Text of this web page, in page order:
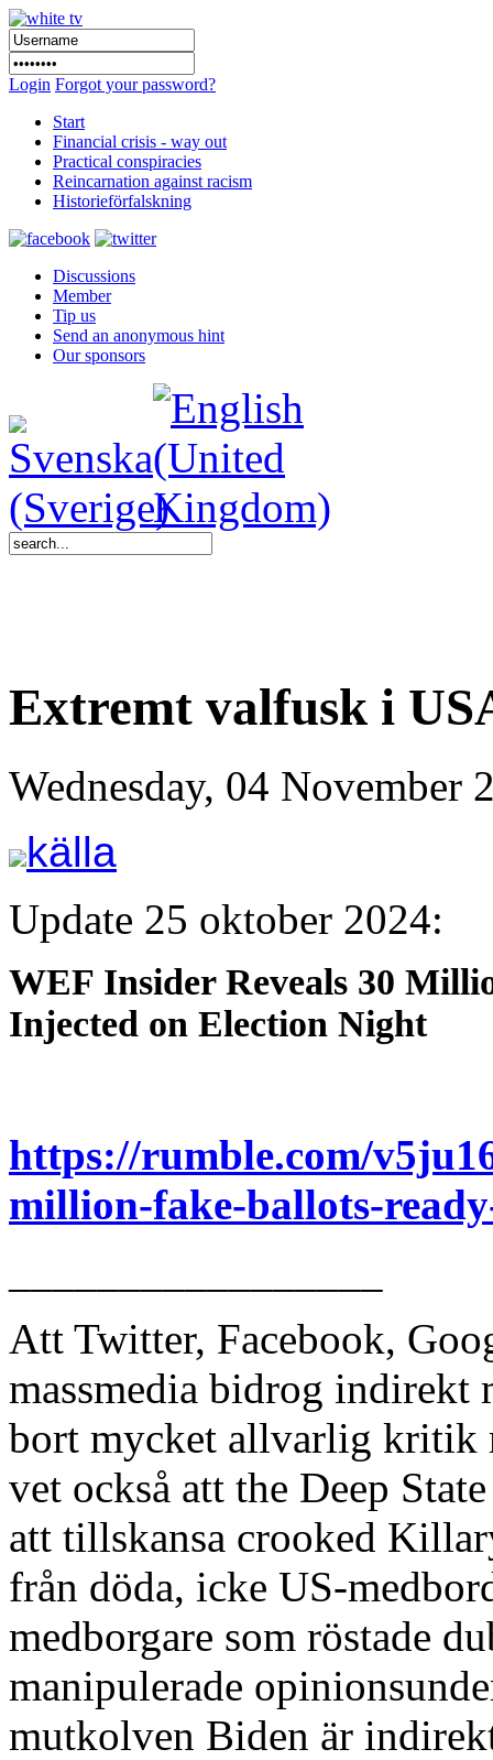
Login Forgot your password?
Start
Financial crisis - way out
Practical conspiracies
Reincarnation against racism
Historieförfalskning
Discussions
Member
Tip us
Send an anonymous hint
Our sponsors
Extremt valfusk i
Wednesday, 04 November
källa
Update 25 oktober 2024:
WEF Insider Reveals 30
Injected on Election Night
https://rumble.com/
million-fake-ballots-
Att Twitter, Facebook,
massmedia bidrog indirekt
bort mycket allvarlig kritik
vet också att the Deep
att tillskansa crooked
från döda, icke US-
medborgare som röstade
manipulerade
mutkolven Biden är